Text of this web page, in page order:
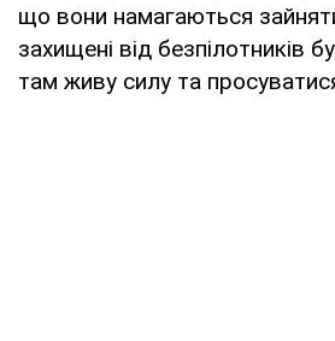
що вони намагаються
захищені від безпілотників
там живу силу та